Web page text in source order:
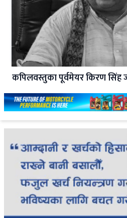
कपिलवस्तुका पूर्वमेयर किरण